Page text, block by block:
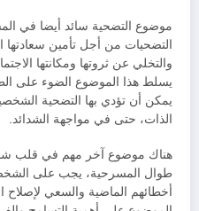
موضوع التضحية سائد أيضا في
التضحيات من أجل تأمين سعادتها
والتخلي عن ثروتها ومكانتها
يسلط هذا الموضوع الضوء على
يمكن أن تؤدي بها التضحية
الذات، حتى في مواجهة الشدائد.
هناك موضوع آخر مهم في قلب
طوال المسرحية، يجب على
أخطائهم الماضية والسعي لإصلاح